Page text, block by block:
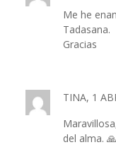
Me he
Tadasana.
Gracias
TINA, 1
del alma. 🙏